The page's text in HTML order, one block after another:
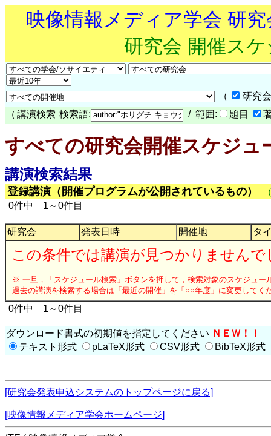
映像情報メディア学会 研
研究会 開催ス
（
研究
（ 講演検索 検索語: / 範囲: 題目
すべての研究会開催スケジュ
講演検索結果
登録講演（開催プログラムが公開されているもの）
0件中 1～0件目
研究会 発表日時 開催地 タ
この条件では講演が見つかりませんで
※ 一旦，「スケジュール検索」ボタンを押して，検索対象のスケジュー
過去の講演を検索する場合は「最近の開催」を「○○年度」に変更してく
0件中 1～0件目
ダウンロード書式の初期値を指定してください ＮＥＷ！！
テキスト形式
pLaTeX形式 CSV形式 BibTeX形式
[研究会発表申込システムのトップページに戻る]
[映像情報メディア学会ホームページ]